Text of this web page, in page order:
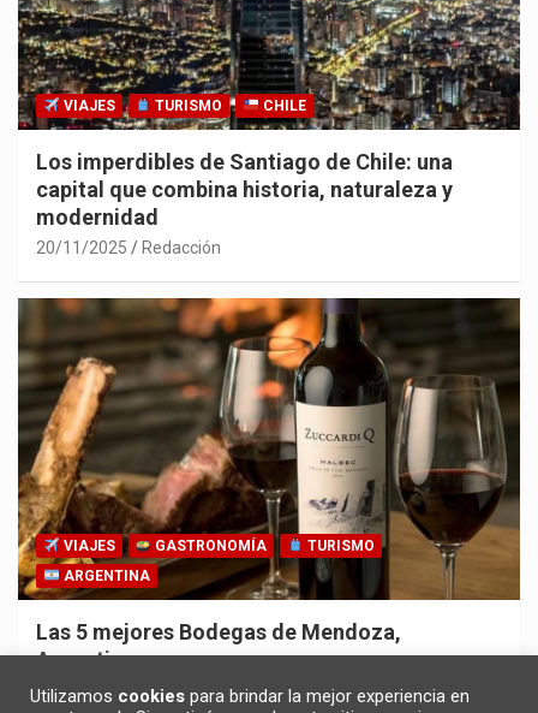
VIAJES TURISMO CHILE
Los imperdibles de Santiago de Chile: una
capital que combina historia, naturaleza y
modernidad
20/11/2025 Redacción
VIAJES GASTRONOMÍA
TURISMO
ARGENTINA
Las 5 mejores Bodegas de Mendoza,
Argentina
30/10/2025 Redacción
Utilizamos cookies para brindar la mejor experiencia en